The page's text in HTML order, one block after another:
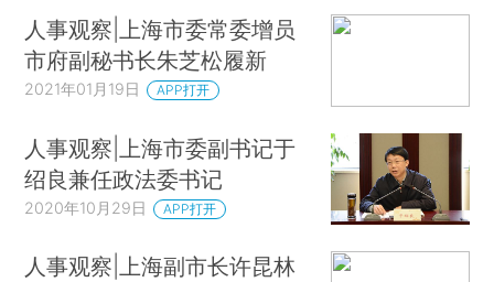
人事观察|上海市委常委增员
市府副秘书长朱芝松履新
2021年01月19日 APP打开
人事观察|上海市委副书记于
绍良兼任政法委书记
2020年10月29日 APP打开
人事观察|上海副市长许昆林